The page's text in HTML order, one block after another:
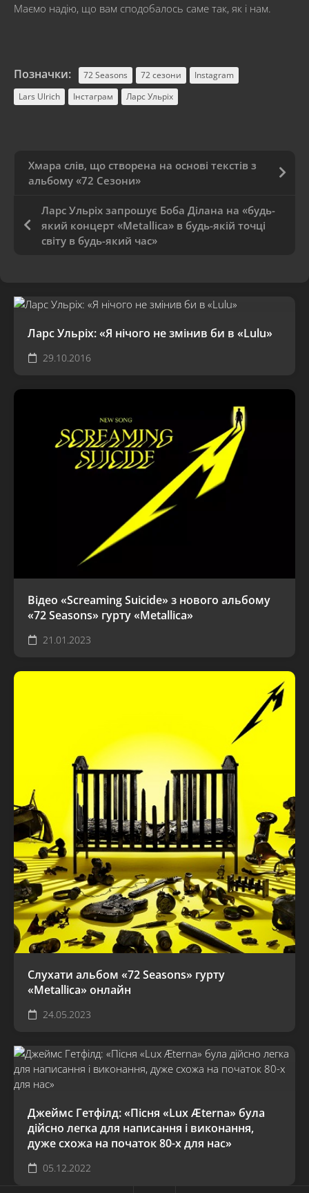
Маємо надію, що вам сподобалось саме так, як і нам.
Позначки: 72 Seasons 72 сезони
Instagram
Lars Ulrich
Інстаграм Ларс Ульріх
Хмара слів, що створена на основі текстів з
альбому «72 Сезони»
Ларс Ульріх запрошує Боба Ділана на «будь-
який концерт «Metallica» в будь-якій точці
світу в будь-який час»
Ларс Ульріх: «Я нічого не змінив би в «Lulu»
29.10.2016
Відео «Screaming Suicide» з нового альбому
«72 Seasons» гурту «Metallica»
21.01.2023
Слухати альбом «72 Seasons» гурту
«Metallica» онлайн
24.05.2023
Джеймс Гетфілд: «Пісня «Lux Æterna» була
дійсно легка для написання і виконання,
дуже схожа на початок 80-х для нас»
05.12.2022